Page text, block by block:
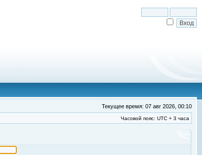
Текущее время: 07 авг 2026, 00:10
Часовой пояс: UTC + 3 часа